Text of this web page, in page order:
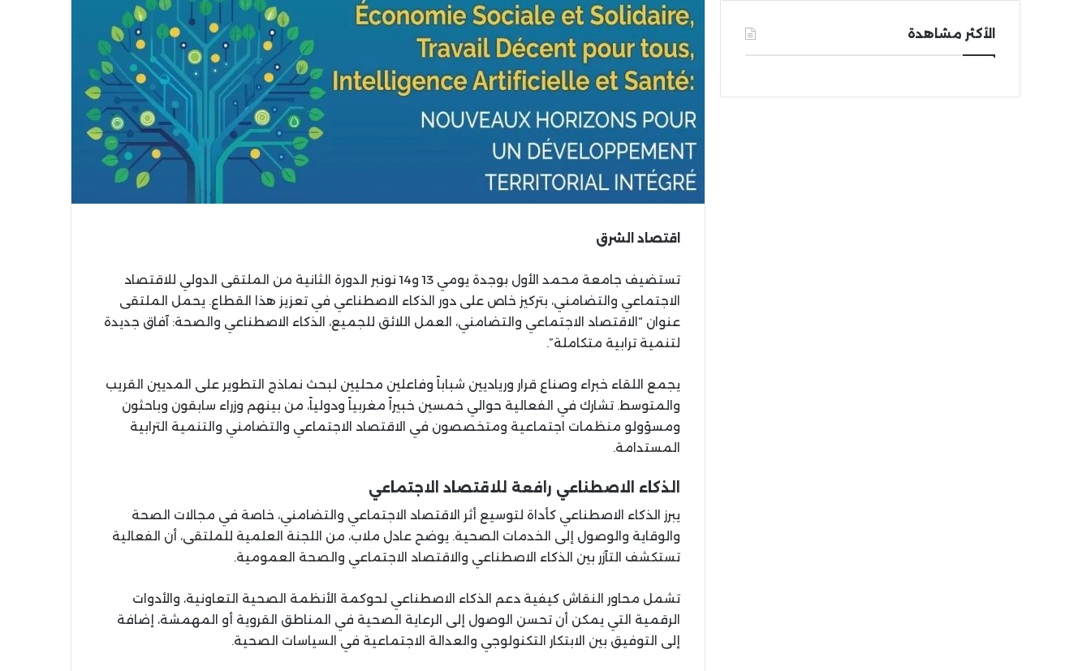
اقتصاد الشرق
تستضيف جامعة محمد الأول بوجدة يومي 13 و14 نونبر الدورة الثانية من الملتقى الدولي للاقتصاد
الاجتماعي والتضامني، بتركيز خاص على دور الذكاء الاصطناعي في تعزيز هذا القطاع. يحمل الملتقى
عنوان “الاقتصاد الاجتماعي والتضامني، العمل اللائق للجميع، الذكاء الاصطناعي والصحة: آفاق جديدة
لتنمية ترابية متكاملة”.
يجمع اللقاء خبراء وصناع قرار ورياديين شباباً وفاعلين محليين لبحث نماذج التطوير على المديين القريب
والمتوسط. تشارك في الفعالية حوالي خمسين خبيراً مغربياً ودولياً، من بينهم وزراء سابقون وباحثون
ومسؤولو منظمات اجتماعية ومتخصصون في الاقتصاد الاجتماعي والتضامني والتنمية الترابية
المستدامة.
الذكاء الاصطناعي رافعة للاقتصاد الاجتماعي
يبرز الذكاء الاصطناعي كأداة لتوسيع أثر الاقتصاد الاجتماعي والتضامني، خاصة في مجالات الصحة
والوقاية والوصول إلى الخدمات الصحية. يوضح عادل ملاب، من اللجنة العلمية للملتقى، أن الفعالية
تستكشف التآزر بين الذكاء الاصطناعي والاقتصاد الاجتماعي والصحة العمومية.
تشمل محاور النقاش كيفية دعم الذكاء الاصطناعي لحوكمة الأنظمة الصحية التعاونية، والأدوات
الرقمية التي يمكن أن تحسن الوصول إلى الرعاية الصحية في المناطق القروية أو المهمشة، إضافة
إلى التوفيق بين الابتكار التكنولوجي والعدالة الاجتماعية في السياسات الصحية.
الأكثر مشاهدة